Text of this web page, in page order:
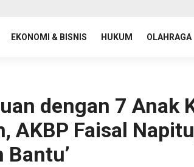
EKONOMI & BISNIS HUKUM OLAHRAGA
dengan 7 Anak
AKBP Faisal
Bantu’